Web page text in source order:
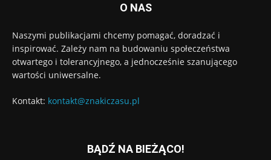
O NAS
Naszymi publikacjami chcemy pomagać, doradzać i
inspirować. Zależy nam na budowaniu społeczeństwa
otwartego i tolerancyjnego, a jednocześnie szanującego
wartości uniwersalne.
Kontakt: kontakt@znakiczasu.pl
BĄDŹ NA BIEŻĄCO!